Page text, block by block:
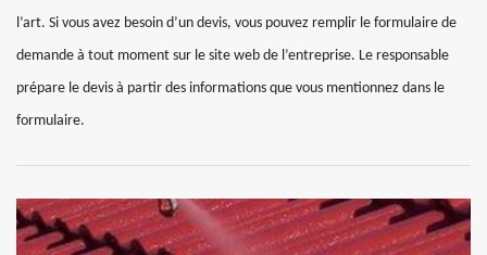
l’art. Si vous avez besoin d’un devis, vous pouvez remplir le formulaire de
demande à tout moment sur le site web de l’entreprise. Le responsable
prépare le devis à partir des informations que vous mentionnez dans le
formulaire.